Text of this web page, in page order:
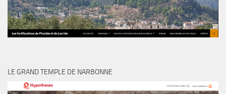
LE GRAND TEMPLE DE NARBONNE